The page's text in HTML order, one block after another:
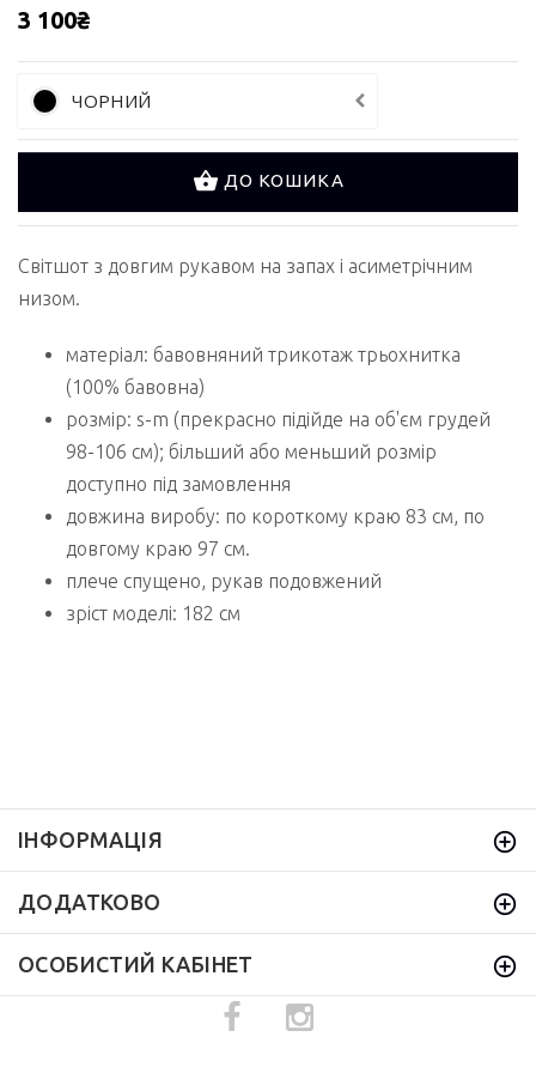
3 100₴
ЧОРНИЙ
ДО КОШИКА
Світшот з довгим рукавом на запах і асиметрічним
низом.
матеріал: бавовняний трикотаж трьохнитка
(100% бавовна)
розмір: s-m (прекрасно підійде на об'єм грудей
98-106 см); більший або меньший розмір
доступно під замовлення
довжина виробу: по короткому краю 83 см, по
довгому краю 97 см.
плече спущено, рукав подовжений
зріст моделі: 182 см
ІНФОРМАЦІЯ
ДОДАТКОВО
ОСОБИСТИЙ КАБІНЕТ